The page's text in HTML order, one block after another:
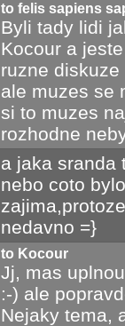
to felis sapiens
Byli tady lidi
Kocour a
ruzne
ale muzes se
si to muzes
rozhodne
a jaka sranda
nebo coto
nedavno =}
to Kocour
Jj, mas
:-) ale
Nejaky tema,